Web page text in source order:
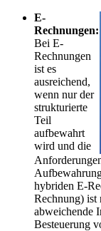
E-
Rechnungen:
Bei E-
Rechnungen
ist es
ausreichend,
wenn nur der
strukturierte
Teil
aufbewahrt
wird und die
hybriden E-
Rechnung) ist
abweichende
Besteuerung